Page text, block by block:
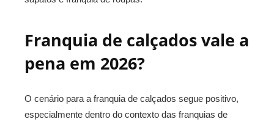
Franquia de calçados vale a
pena em 2026?
O cenário para a franquia de calçados segue positivo,
especialmente dentro do contexto das franquias de